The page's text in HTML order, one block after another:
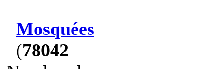
Mosquées
(78042